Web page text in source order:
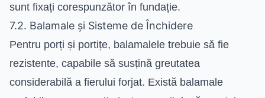
sunt fixați corespunzător în fundație.
7.2. Balamale și Sisteme de Închidere
Pentru porți și portițe, balamalele trebuie să fie
rezistente, capabile să susțină greutatea
considerabilă a fierului forjat. Există balamale